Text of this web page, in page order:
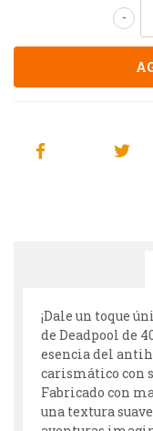
-
¡Dale un toque
de Deadpool de
esencia del
carismático con
Fabricado con
una textura